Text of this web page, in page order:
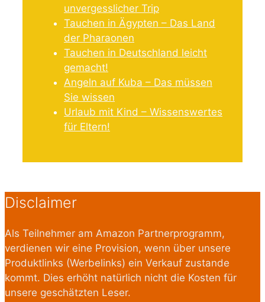
unvergesslicher Trip
Tauchen in Ägypten – Das Land
der Pharaonen
Tauchen in Deutschland leicht
gemacht!
Angeln auf Kuba – Das müssen
Sie wissen
Urlaub mit Kind – Wissenswertes
für Eltern!
Disclaimer
Als Teilnehmer am Amazon Partnerprogramm,
verdienen wir eine Provision, wenn über unsere
Produktlinks (Werbelinks) ein Verkauf zustande
kommt. Dies erhöht natürlich nicht die Kosten für
unsere geschätzten Leser.